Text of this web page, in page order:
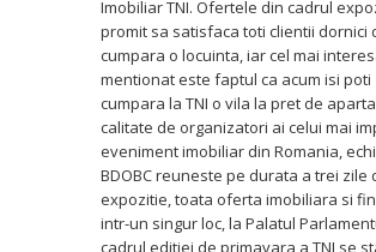
Imobiliar TNI. Ofertele din cadrul
promit sa satisfaca toti clientii dornici
cumpara o locuinta, iar cel mai
mentionat este faptul ca acum isi poti
cumpara la TNI o vila la pret de
calitate de organizatori ai celui mai
eveniment imobiliar din Romania,
BDOBC reuneste pe durata a trei zile
expozitie, toata oferta imobiliara si
intr-un singur loc, la Palatul
cadrul editiei de primavara a TNI se